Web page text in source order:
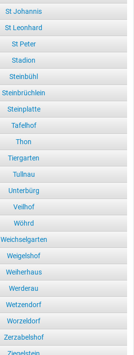
St Johannis
St Leonhard
St Peter
Stadion
Steinbühl
Steinbrüchlein
Steinplatte
Tafelhof
Thon
Tiergarten
Tullnau
Unterbürg
Veilhof
Wöhrd
Weichselgarten
Weigelshof
Weiherhaus
Werderau
Wetzendorf
Worzeldorf
Zerzabelshof